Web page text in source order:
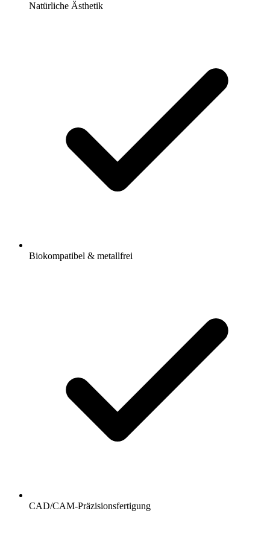
Natürliche Ästhetik
Biokompatibel & metallfrei
CAD/CAM-Präzisionsfertigung